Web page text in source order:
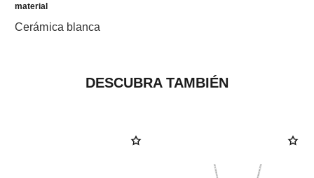
material
Cerámica blanca
DESCUBRA TAMBIÉN